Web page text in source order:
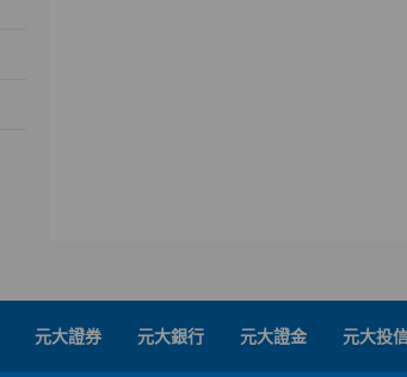
元大證券 元大銀行 元大證金 元大投